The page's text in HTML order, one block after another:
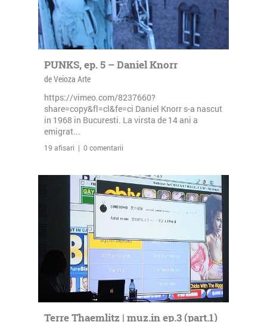
PUNKS, ep. 5 – Daniel Knorr
de Veioza Arte
https://vimeo.com/8237660?
share=copy&fl=cl&fe=ci Daniel Knorr s-a nascut
in 1968 in Bucuresti. La virsta de 14 ani a
emigrat...
19 afisari | 0 comentarii
Terre Thaemlitz | muz.in ep.3 (part.1)